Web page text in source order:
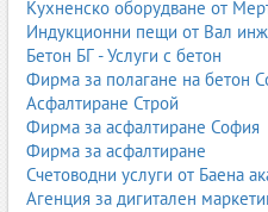
Кухненско оборудване от
Индукционни пещи от Вал
Бетон БГ - Услуги с бетон
Фирма за полагане на бетон
Асфалтиране Строй
Фирма за асфалтиране София
Фирма за асфалтиране
Счетоводни услуги от Баена
Агенция за дигитален